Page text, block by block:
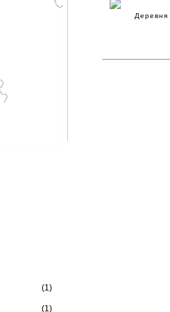
(1)
(1)
Деревня